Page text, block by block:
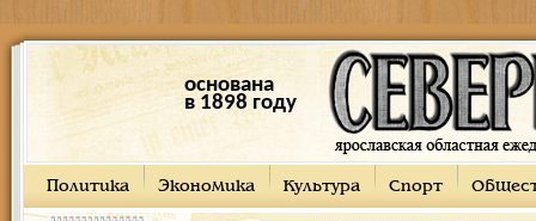
основана
в 1898 году
Политика Экономика Культура Спорт